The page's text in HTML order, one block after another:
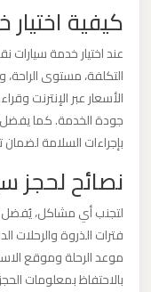
كيفية
عند اختيار خدمة
التكلفة، مستوى
الأسعار عبر الإنترنت
جودة الخدمة. كما يفضل
بإجراءات السلامة
نصائح لحجز
لتجنب أي مشاكل، يُفضل
فترات الذروة والرحلات
موعد الرحلة وموقع
بالاحتفاظ بمعلومات
ليموزين
القاهرة
مطار
العرب
ليموزين
الاسكندرية